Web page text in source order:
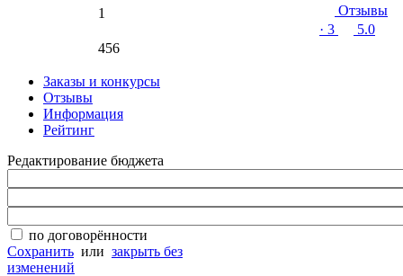
1
456
Отзывы
· 3
5.0
Заказы и конкурсы
Отзывы
Информация
Рейтинг
Редактирование бюджета
по договорённости
Сохранить или закрыть без
изменений